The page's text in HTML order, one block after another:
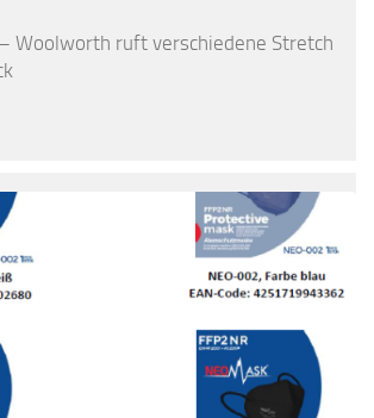
Woolworth ruft verschiedene Stretch